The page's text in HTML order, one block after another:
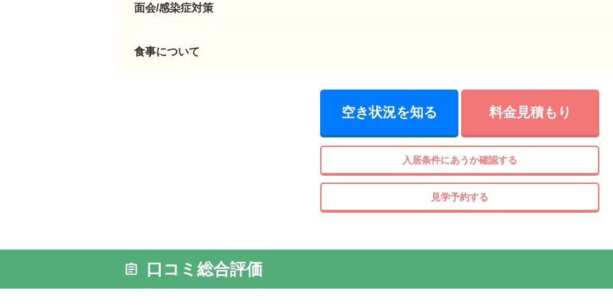
外観: 施設は2階建てで閑静な住宅地の中にあり、洋館風のおしゃれな外観
す。要介護の認定を受けている方、認知症をお持ちの方にご入居いただけ
面会/感染症対策
食事について
空き状況を知る 料金見積もり
入居条件にあうか確認する
見学予約する
口コミ総合評価